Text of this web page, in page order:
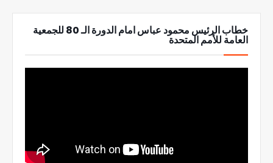
خطاب الرئيس محمود عباس امام الدورة الـ 80 للجمعية
العامة للأمم المتحدة